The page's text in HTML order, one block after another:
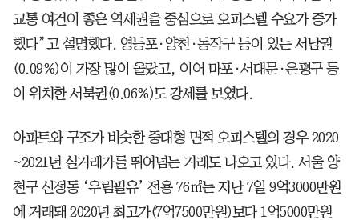
교통 여건이 좋은 역세권을 중심으로 오피스텔 수요가 증가
했다”고 설명했다. 영등포·양천·동작구 등이 있는 서남권
(0.09%)이 가장 많이 올랐고, 이어 마포·서대문·은평구 등
이 위치한 서북권(0.06%)도 강세를 보였다.
아파트와 구조가 비슷한 중대형 면적 오피스텔의 경우 2020
~2021년 실거래가를 뛰어넘는 거래도 나오고 있다. 서울 양
천구 신정동 ‘우림필유’ 전용 76㎡는 지난 7일 9억3000만원
에 거래돼 2020년 최고가(7억7500만원)보다 1억5000만원